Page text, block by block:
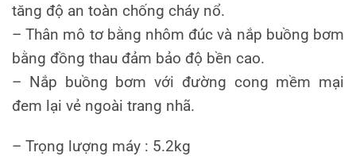
tăng độ an toàn chống cháy nổ.
– Thân mô tơ bằng nhôm đúc và nắp buồng bơm
bằng đồng thau đảm bảo độ bền cao.
– Nắp buồng bơm với đường cong mềm mại
đem lại vẻ ngoài trang nhã.
– Trọng lượng máy : 5.2kg